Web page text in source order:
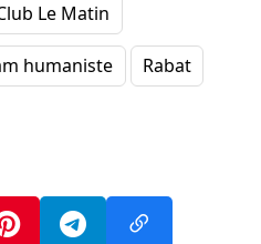
Le Matin
humaniste Rabat